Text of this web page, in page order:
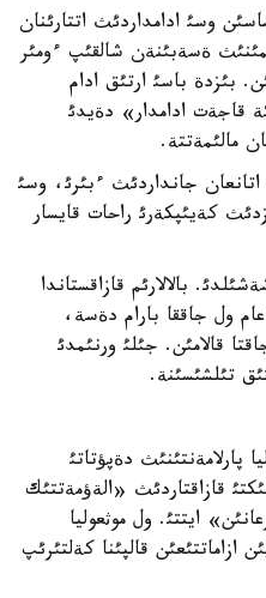
وسئ ادامداردئث اتتارئنان
ةسةبئنةن شالقئپ ءومئر
بئزدة باسئ ارتئق ادام
قاجةت ادامدار» دةيدئ
اتانعان جانداردئث ءبئرئ، وسئ
كةيئپكةرئ راحات قايسار
بالالارئم قازاقستاندا
ول جاققا بارام دةسة،
قالامئن. جئلئ ورنئمدئ
تئلشئسئنة.
پارلامةنتئنئث دةپؤتاتئ
قازاقتاردئث «الةؤمةتتئك
ايتتئ. ول موثعوليا
ازاماتتئعئن قالپئنا كةلتئرئپ